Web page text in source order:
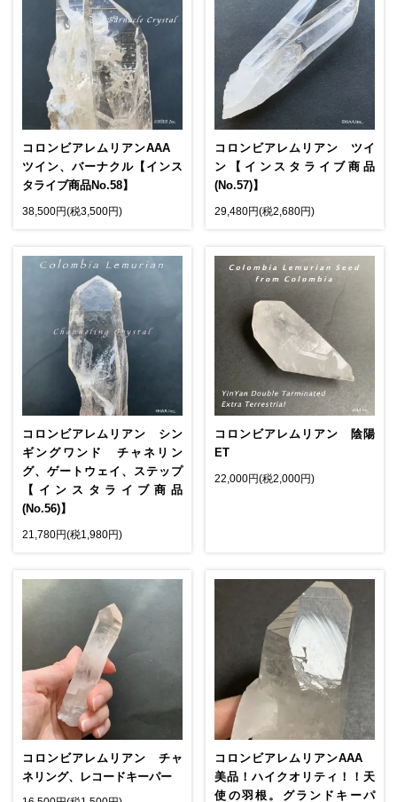
コロンビアレムリアンAAA
ツイン、バーナクル【インス
タライブ商品No.58】
38,500円(税3,500円)
コロンビアレムリアン ツイ
ン【インスタライブ商品
(No.57)】
29,480円(税2,680円)
コロンビアレムリアン シン
ギングワンド チャネリン
グ、ゲートウェイ、ステップ
【インスタライブ商品
(No.56)】
21,780円(税1,980円)
コロンビアレムリアン 陰陽
ET
22,000円(税2,000円)
コロンビアレムリアン チャ
ネリング、レコードキーパー
コロンビアレムリアンAAA
美品！ハイクオリティ！！天
使の羽根。グランドキーパ